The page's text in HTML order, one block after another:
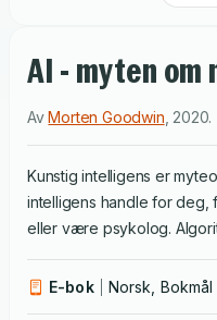
AI - myten om
AvMorten Goodwin 2020.
Kunstig intelligens er
intelligens handle for deg,
eller være psykolog.
forklarer kunstig
E-bok Norsk, Bokmål